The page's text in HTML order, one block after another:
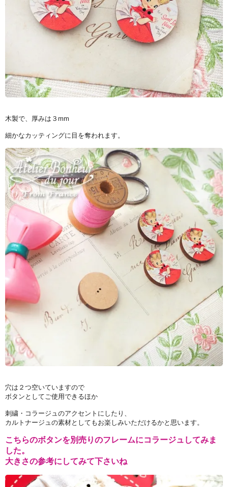
木製で、厚みは３mm
細かなカッティングに目を奪われます。
穴は２つ空いていますので
ボタンとしてご使用できるほか
刺繍・コラージュのアクセントにしたり、
カルトナージュの素材としてもお楽しみいただけるかと思います。
こちらのボタンを別売りのフレームにコラージュしてみま
した。
大きさの参考にしてみて下さいね